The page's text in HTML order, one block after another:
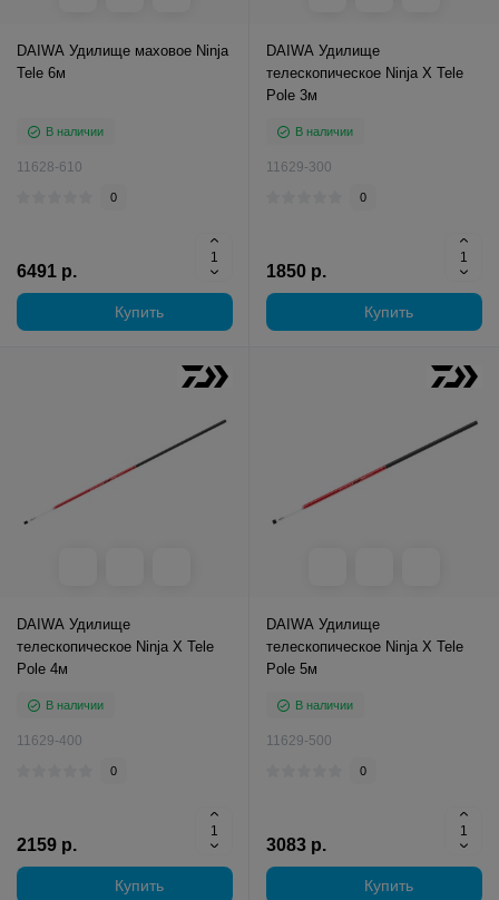
DAIWA Удилище маховое Ninja
Tele 6м
В наличии
11628-610
0
6491 р.
Купить
DAIWA Удилище
телескопическое Ninja X Tele
Pole 3м
В наличии
11629-300
0
1850 р.
Купить
DAIWA Удилище
телескопическое Ninja X Tele
Pole 4м
В наличии
11629-400
0
2159 р.
Купить
DAIWA Удилище
телескопическое Ninja X Tele
Pole 5м
В наличии
11629-500
0
3083 р.
Купить